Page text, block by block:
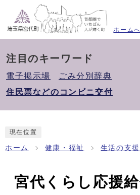
ホームへ
注目のキーワード
電子掲示場
ごみ分別辞典
住民票などのコンビニ交付
現在位置
ホーム 健康・福祉 生活の支
宮代くらし応援